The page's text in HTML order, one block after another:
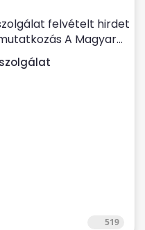
felvételt hirdet
A Magyar...
519